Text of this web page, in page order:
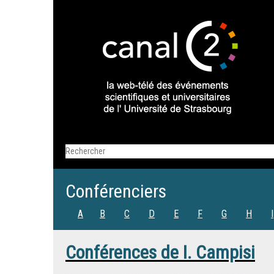
Conférenciers
A B C D E F G H I
Conférences de I. Campisi